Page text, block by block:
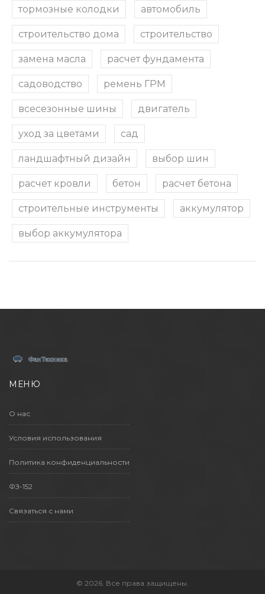
тормозные колодки автомобиль
строительство дома строительство
замена масла расчет фундамента
садоводство ремень ГРМ
всесезонные шины двигатель
уход за цветами сад
ландшафтный дизайн выбор шин
расчет кровли бетон расчет бетона
строительные инструменты аккумулятор
выбор аккумулятора
МЕНЮ
О нас
Условия использования
Политика конфиденциальности
ФЗ-152
Связаться с нами
© 2026. Все права защищены.